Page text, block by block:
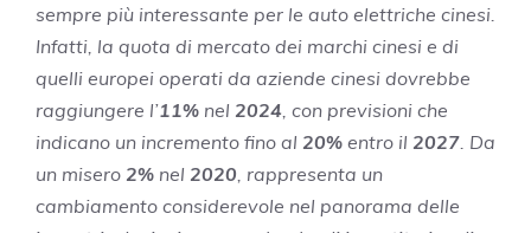
sempre più interessante per le auto elettriche cinesi.
Infatti, la quota di mercato dei marchi cinesi e di
quelli europei operati da aziende cinesi dovrebbe
raggiungere l’11% nel 2024 , con previsioni che
indicano un incremento fino al 20% entro il 2027 . Da
un misero 2% nel 2020 , rappresenta un
cambiamento considerevole nel panorama delle